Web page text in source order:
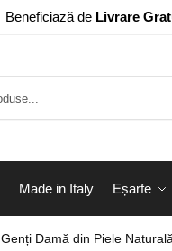
Beneficiază de Livrare
Made in Italy Eșarfe
Genți Damă din Piele